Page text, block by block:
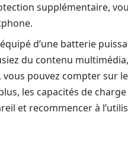
supplémentaire,
d’une batterie
du contenu
pouvez compter sur
les capacités de
et recommencer à